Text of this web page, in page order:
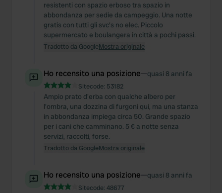
resistenti con spazio erboso tra spazio in
abbondanza per sedie da campeggio. Una notte
gratis con tutti gli svc's no elec. Piccolo
supermercato e boulangera in città a pochi passi.
Tradotto da GoogleMostra originale
Ho recensito una posizione—quasi 8 anni fa
Sitecode: 53182
Ampio prato d'erba con qualche albero per
l'ombra, una dozzina di furgoni qui, ma una stanza
in abbondanza impiega circa 50. Grande spazio
per i cani che camminano. 5 € a notte senza
servizi, raccolti, forse.
Tradotto da GoogleMostra originale
Ho recensito una posizione—quasi 8 anni fa
Sitecode: 48677